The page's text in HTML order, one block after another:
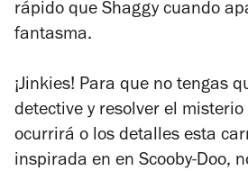
rápido que Shaggy cuando
fantasma.
¡Jinkies! Para que no tengas
detective y resolver el
ocurrirá o los detalles esta
inspirada en en Scooby-Doo,